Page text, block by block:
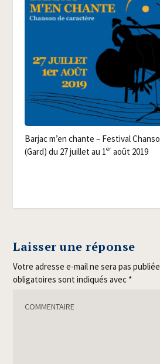
Bar­jac m’en chante – Fes­ti­val
(Gard) du 27 juillet au 1er août 2019
Laisser une réponse
Votre adresse e-mail ne sera pas
obligatoires sont indiqués avec *